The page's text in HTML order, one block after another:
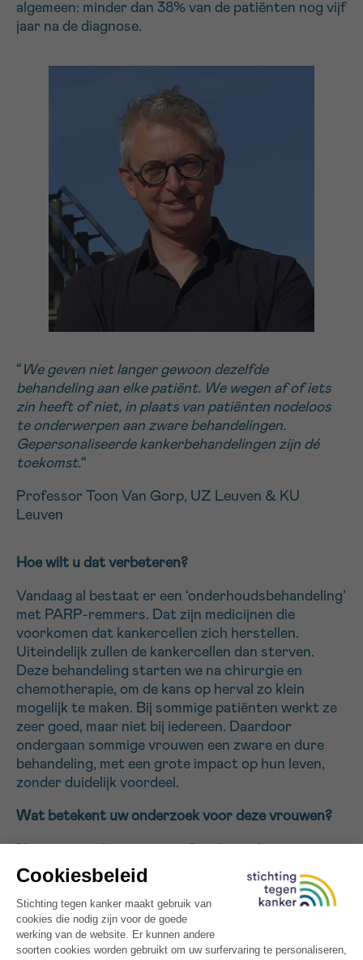
algemeen: minder dan 38% van de patiënten nog vijf
jaar na de diagnose.
“ We geven niet langer gewoon dezelfde
behandeling aan elke patiënt. We wegen af of iets
zin heeft of niet, in plaats van patiënten nodeloos
te onderwerpen aan zware behandelingen.
Gepersonaliseerde kankerbehandelingen zijn dé
toekomst.“
Professor Toon Van Gorp, UZ Leuven & KU
Leuven
Hoe wilt u dat verbeteren?
Vandaag al bestaat er een ‘onderhoudsbehandeling’
met PARP-remmers. Dat zijn medicijnen die
voorkomen dat kankercellen zich herstellen.
Uiteindelijk zullen de kankercellen dan sterven.
Deze behandeling starten we na chirurgie en
chemotherapie, om de kans op herval zo klein
mogelijk te maken. Bij sommige patiënten werkt ze
zeer goed, maar niet bij iedereen. Daardoor
ondergaan sommige vrouwen een zware en dure
behandeling, met een grote impact op hun leven,
zonder duidelijk voordeel.
Wat betekent uw onderzoek voor deze vrouwen?
ontwikkelden we een test die helpt voorspellen
welke patiënten waarschijnlijk baat hebben bij
PARP-remmers. Daarvoor onderzoeken we het
DNA van de tumor in een stukje tumorweefsel. Als
er veel ‘fouten’ in het DNA van de tumor zitten, is